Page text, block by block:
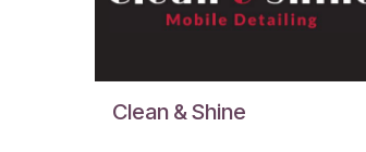
Clean & Shine